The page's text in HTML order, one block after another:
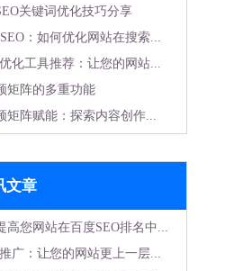
关键词优化技巧分享
：如何优化网站在搜索...
化工具推荐：让您的网站...
矩阵的多重功能
矩阵赋能：探索内容创作...
文章
高您网站在百度SEO排名中...
广：让您的网站更上一层...